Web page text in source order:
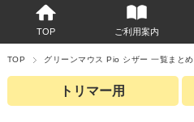
TOP ご利用案内
TOP グリーンマウス Pio シザー 一覧まとめ
トリマー用